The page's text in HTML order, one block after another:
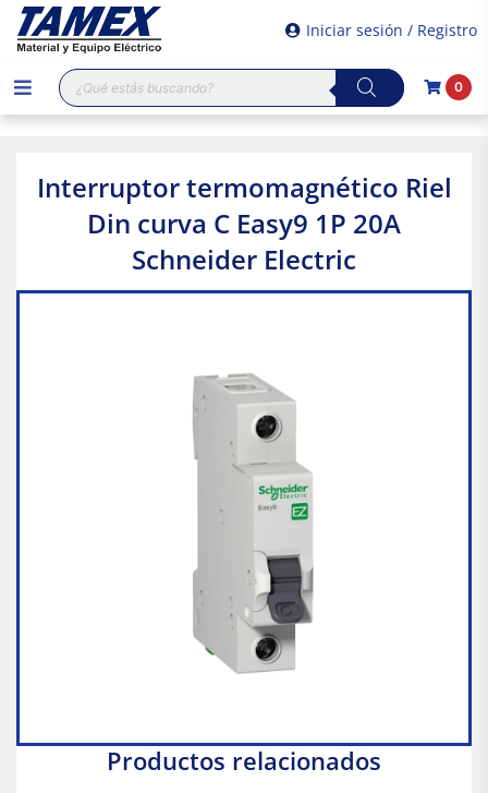
Iniciar sesión / Registro
Búsqueda
de
productos
0
Interruptor termomagnético Riel
Din curva C Easy9 1P 20A
Schneider Electric
Productos relacionados